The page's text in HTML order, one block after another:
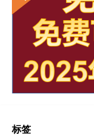
标签